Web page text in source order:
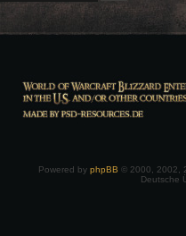
Powered by phpBB © 2000, 2002,
Deutsche